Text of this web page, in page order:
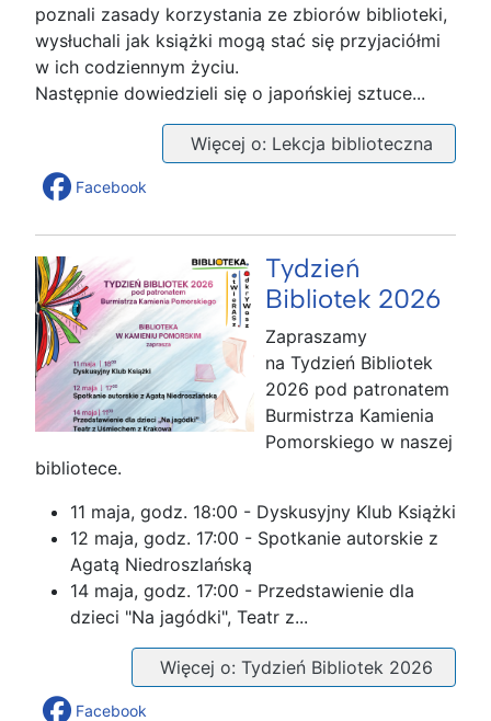
poznali zasady korzystania ze zbiorów biblioteki,
wysłuchali jak książki mogą stać się przyjaciółmi
w ich codziennym życiu.
Następnie dowiedzieli się o japońskiej sztuce...
Więcej o: Lekcja biblioteczna
Facebook
Tydzień
Bibliotek 2026
Zapraszamy
na Tydzień Bibliotek
2026 pod patronatem
Burmistrza Kamienia
Pomorskiego w naszej
bibliotece.
11 maja, godz. 18:00 - Dyskusyjny Klub Książki
12 maja, godz. 17:00 - Spotkanie autorskie z
Agatą Niedroszlańską
14 maja, godz. 17:00 - Przedstawienie dla
dzieci "Na jagódki", Teatr z...
Więcej o: Tydzień Bibliotek 2026
Facebook